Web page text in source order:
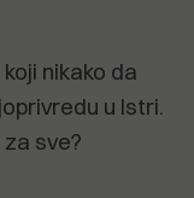
nikako da
u Istri.
sve?